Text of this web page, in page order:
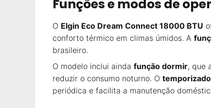
Funções e modos de
O Elgin Eco Dream Connect 18000 BTU
conforto térmico em climas úmidos. A
brasileiro.
O modelo inclui ainda função dormir, que
reduzir o consumo noturno. O
periódica e facilita a manutenção